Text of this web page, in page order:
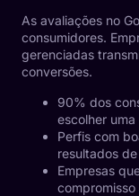
As avaliações no
consumidores.
gerenciadas
conversões.
90% dos
escolher uma
Perfis com
resultados
Empresas